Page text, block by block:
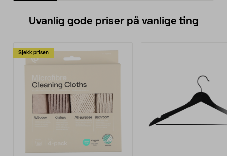
Uvanlig gode priser på vanlige ting
Sjekk prisen